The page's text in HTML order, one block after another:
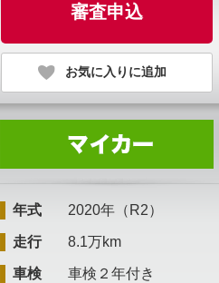
審査申込
お気に入りに追加
年式 2020年（R2）
走行 8.1万km
車検 車検２年付き